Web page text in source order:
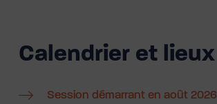
Calendrier et lieux
Session démarrant en août 2026